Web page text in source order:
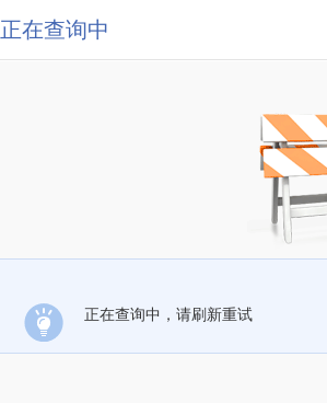
正在查询中
正在查询中，请刷新重试